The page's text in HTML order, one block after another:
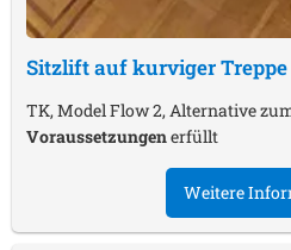
Sitzlift auf kurviger Treppe
TK, Model Flow 2, Alternative
Voraussetzungenerfüllt
Weitere